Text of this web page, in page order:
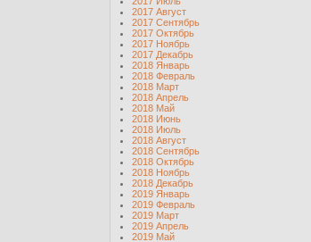
2017 Август
2017 Сентябрь
2017 Октябрь
2017 Ноябрь
2017 Декабрь
2018 Январь
2018 Февраль
2018 Март
2018 Апрель
2018 Май
2018 Июнь
2018 Июль
2018 Август
2018 Сентябрь
2018 Октябрь
2018 Ноябрь
2018 Декабрь
2019 Январь
2019 Февраль
2019 Март
2019 Апрель
2019 Май